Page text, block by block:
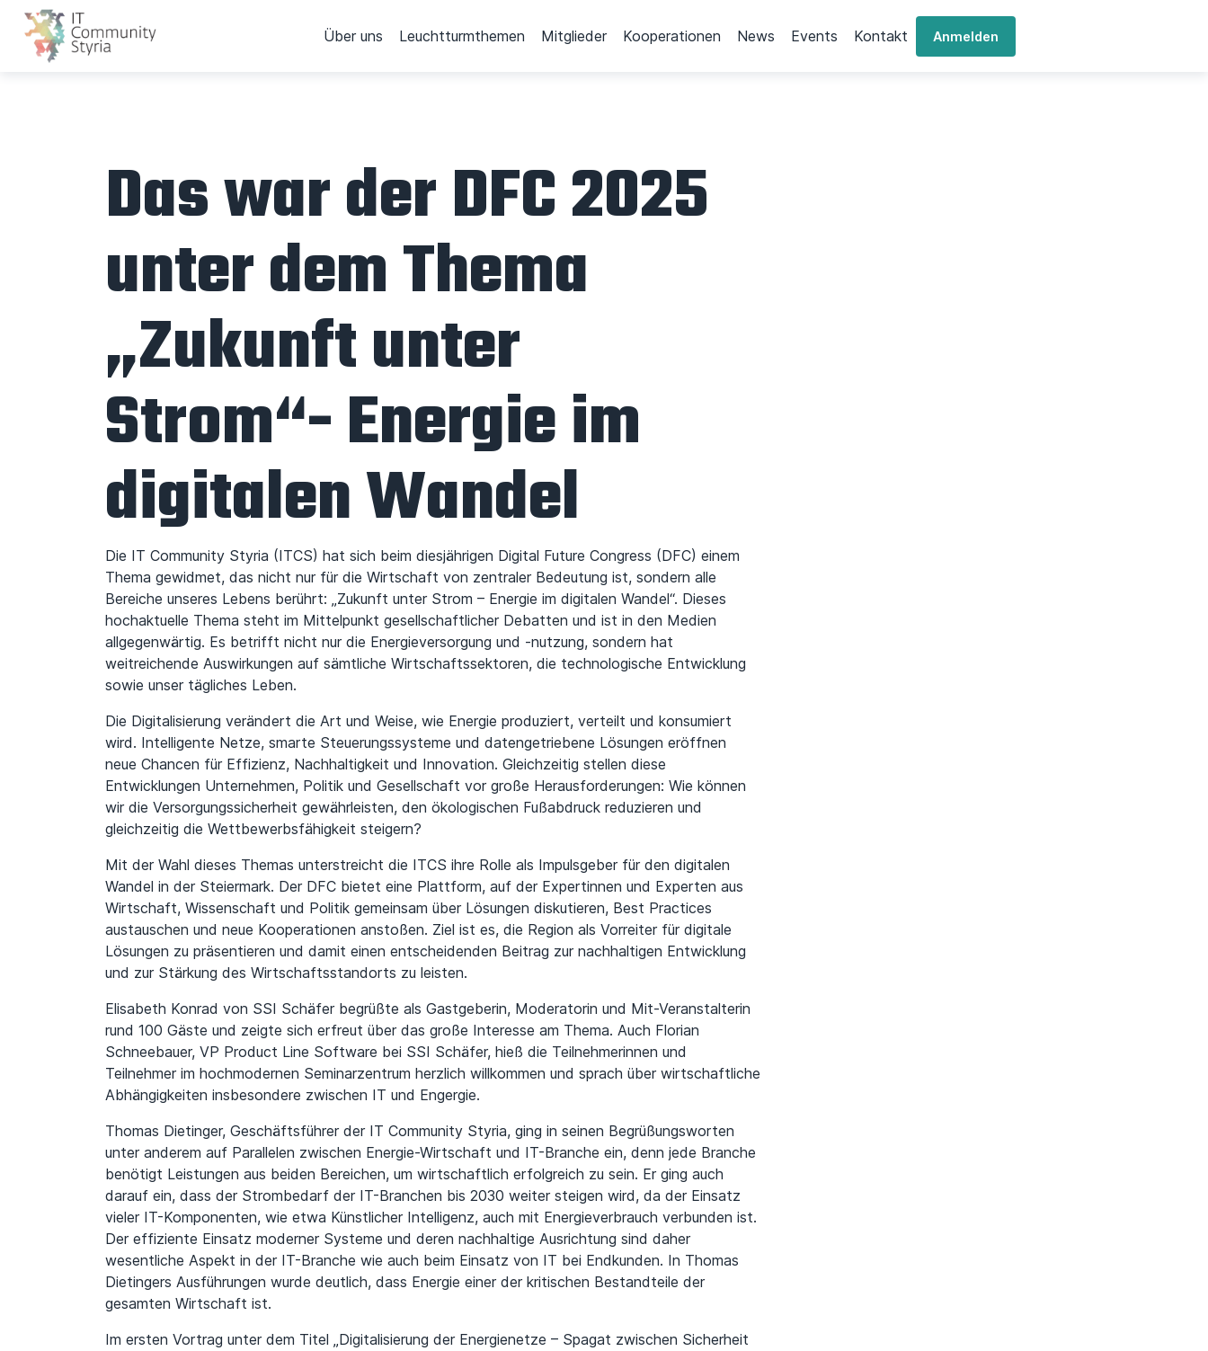
Über uns Leuchtturmthemen Mitglieder Kooperationen News Events Kontakt Anmelden
Das war der DFC 2025
unter dem Thema
„Zukunft unter
Strom“- Energie im
digitalen Wandel
Die IT Community Styria (ITCS) hat sich beim diesjährigen Digital Future Congress (DFC) einem
Thema gewidmet, das nicht nur für die Wirtschaft von zentraler Bedeutung ist, sondern alle
Bereiche unseres Lebens berührt: „Zukunft unter Strom – Energie im digitalen Wandel“. Dieses
hochaktuelle Thema steht im Mittelpunkt gesellschaftlicher Debatten und ist in den Medien
allgegenwärtig. Es betrifft nicht nur die Energieversorgung und -nutzung, sondern hat
weitreichende Auswirkungen auf sämtliche Wirtschaftssektoren, die technologische Entwicklung
sowie unser tägliches Leben.
Die Digitalisierung verändert die Art und Weise, wie Energie produziert, verteilt und konsumiert
wird. Intelligente Netze, smarte Steuerungssysteme und datengetriebene Lösungen eröffnen
neue Chancen für Effizienz, Nachhaltigkeit und Innovation. Gleichzeitig stellen diese
Entwicklungen Unternehmen, Politik und Gesellschaft vor große Herausforderungen: Wie können
wir die Versorgungssicherheit gewährleisten, den ökologischen Fußabdruck reduzieren und
gleichzeitig die Wettbewerbsfähigkeit steigern?
Mit der Wahl dieses Themas unterstreicht die ITCS ihre Rolle als Impulsgeber für den digitalen
Wandel in der Steiermark. Der DFC bietet eine Plattform, auf der Expertinnen und Experten aus
Wirtschaft, Wissenschaft und Politik gemeinsam über Lösungen diskutieren, Best Practices
austauschen und neue Kooperationen anstoßen. Ziel ist es, die Region als Vorreiter für digitale
Lösungen zu präsentieren und damit einen entscheidenden Beitrag zur nachhaltigen Entwicklung
und zur Stärkung des Wirtschaftsstandorts zu leisten.
Elisabeth Konrad von SSI Schäfer begrüßte als Gastgeberin, Moderatorin und Mit-Veranstalterin
rund 100 Gäste und zeigte sich erfreut über das große Interesse am Thema. Auch Florian
Schneebauer, VP Product Line Software bei SSI Schäfer, hieß die Teilnehmerinnen und
Teilnehmer im hochmodernen Seminarzentrum herzlich willkommen und sprach über wirtschaftliche
Abhängigkeiten insbesondere zwischen IT und Engergie.
Thomas Dietinger, Geschäftsführer der IT Community Styria, ging in seinen Begrüßungsworten
unter anderem auf Parallelen zwischen Energie-Wirtschaft und IT-Branche ein, denn jede Branche
benötigt Leistungen aus beiden Bereichen, um wirtschaftlich erfolgreich zu sein. Er ging auch
darauf ein, dass der Strombedarf der IT-Branchen bis 2030 weiter steigen wird, da der Einsatz
vieler IT-Komponenten, wie etwa Künstlicher Intelligenz, auch mit Energieverbrauch verbunden ist.
Der effiziente Einsatz moderner Systeme und deren nachhaltige Ausrichtung sind daher
wesentliche Aspekt in der IT-Branche wie auch beim Einsatz von IT bei Endkunden. In Thomas
Dietingers Ausführungen wurde deutlich, dass Energie einer der kritischen Bestandteile der
gesamten Wirtschaft ist.
Im ersten Vortrag unter dem Titel „Digitalisierung der Energienetze – Spagat zwischen Sicherheit